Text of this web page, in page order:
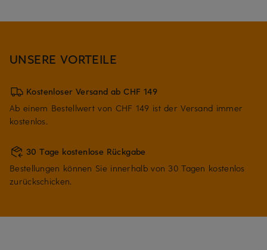
UNSERE VORTEILE
Kostenloser Versand ab CHF 149
Ab einem Bestellwert von CHF 149 ist der Versand immer
kostenlos.
30 Tage kostenlose Rückgabe
Bestellungen können Sie innerhalb von 30 Tagen kostenlos
zurückschicken.